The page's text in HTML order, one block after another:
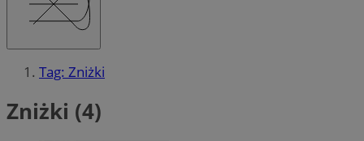
Tag: Zniżki
Zniżki (4)